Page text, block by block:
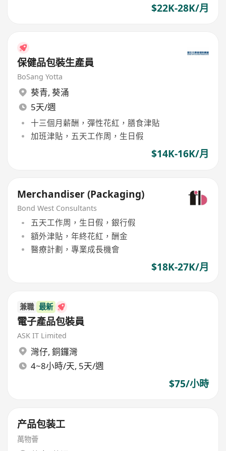
$22K-28K/月
保健品包裝生產員
BoSang Yotta
葵青, 葵涌
5天/週
十三個月薪酬，彈性花紅，膳食津貼
加班津貼，五天工作周，生日假
$14K-16K/月
Merchandiser (Packaging)
Bond West Consultants
五天工作周，生日假，銀行假
額外津貼，年終花紅，酬金
醫療計劃，專業成長機會
$18K-27K/月
兼職 最新
電子產品包裝員
ASK IT Limited
灣仔, 銅鑼灣
4~8小時/天, 5天/週
$75/小時
产品包装工
萬物薈